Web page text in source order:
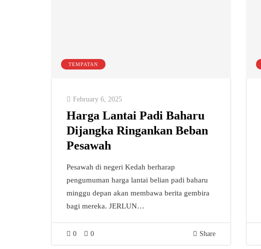
TEMPATAN
February 6, 2025
Harga Lantai Padi Baharu
Dijangka Ringankan Beban
Pesawah
Pesawah di negeri Kedah berharap
pengumuman harga lantai belian padi baharu
minggu depan akan membawa berita gembira
bagi mereka. JERLUN…
0 0 Share